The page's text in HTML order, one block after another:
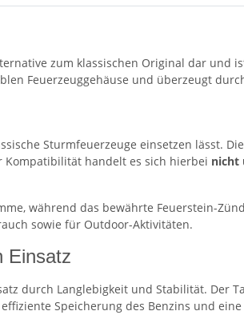
zum klassischen Original dar
Feuerzeuggehäuse und überzeugt
Sturmfeuerzeuge einsetzen lässt.
Kompatibilität handelt es sich hierbei nicht
während das bewährte Feuerstein-
sowie für Outdoor-Aktivitäten.
Einsatz
durch Langlebigkeit und Stabilität. Der
Speicherung des Benzins und